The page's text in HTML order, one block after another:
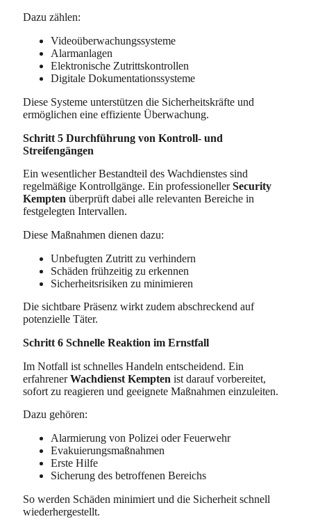
Dazu zählen:
Videoüberwachungssysteme
Alarmanlagen
Elektronische Zutrittskontrollen
Digitale Dokumentationssysteme
Diese Systeme unterstützen die Sicherheitskräfte und
ermöglichen eine effiziente Überwachung.
Schritt 5 Durchführung von Kontroll- und
Streifengängen
Ein wesentlicher Bestandteil des Wachdienstes sind
regelmäßige Kontrollgänge. Ein professionellerSecurity
Kempten überprüft dabei alle relevanten Bereiche in
festgelegten Intervallen.
Diese Maßnahmen dienen dazu:
Unbefugten Zutritt zu verhindern
Schäden frühzeitig zu erkennen
Sicherheitsrisiken zu minimieren
Die sichtbare Präsenz wirkt zudem abschreckend auf
potenzielle Täter.
Schritt 6 Schnelle Reaktion im Ernstfall
Im Notfall ist schnelles Handeln entscheidend. Ein
erfahrenerWachdienst Kempten ist darauf vorbereitet,
sofort zu reagieren und geeignete Maßnahmen einzuleiten.
Dazu gehören:
Alarmierung von Polizei oder Feuerwehr
Evakuierungsmaßnahmen
Erste Hilfe
Sicherung des betroffenen Bereichs
So werden Schäden minimiert und die Sicherheit schnell
wiederhergestellt.